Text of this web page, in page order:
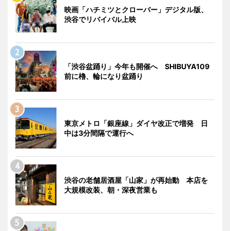
映画「ハチミツとクローバー」デジタル版、
渋谷でリバイバル上映
「渋谷盆踊り」今年も開催へ SHIBUYA109
前に櫓、輪になり盆踊り
東京メトロ「銀座線」ダイヤ改正で増発 日
中は3分間隔で運行へ
渋谷の老舗居酒屋「山家」が再始動 本店を
大規模改装、朝・深夜営業も